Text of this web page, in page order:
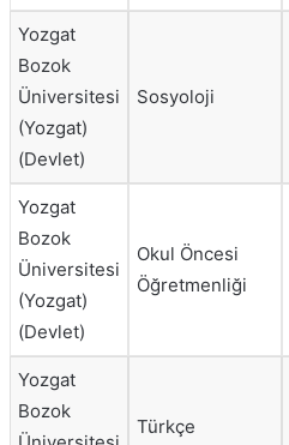
Yozgat
Bozok
Üniversitesi
(Yozgat)
(Devlet)
Sosyoloji
Yozgat
Bozok
Üniversitesi
(Yozgat)
(Devlet)
Okul Öncesi
Öğretmenliği
Yozgat
Bozok
Türkçe